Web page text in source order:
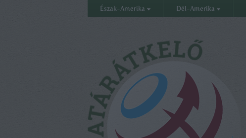
Észak-Amerika Dél-Amerika